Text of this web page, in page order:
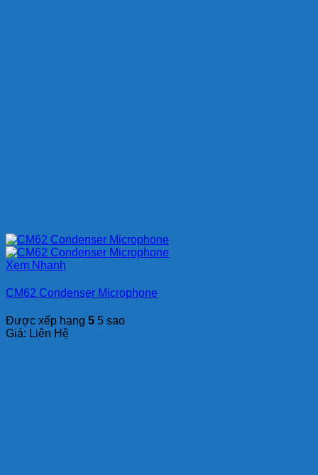
Xem Nhanh
CM62 Condenser Microphone
Được xếp hạng 5 5 sao
Giá: Liên Hệ